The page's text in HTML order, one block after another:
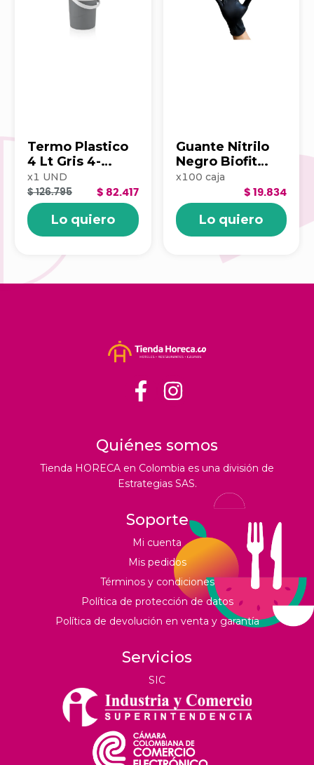
Termo Plastico
4 Lt Gris 4-
1047797
x1 UND
$ 82.417
$ 126.795
Lo quiero
Guante Nitrilo
Negro Biofit
Talla M X100
Unds 3011151
x100 caja
$ 19.834
Lo quiero
Quiénes somos
Tienda HORECA en Colombia es una división de
Estrategias SAS.
Soporte
Mi cuenta
Mis pedidos
Términos y condiciones
Política de protección de datos
Política de devolución en venta y garantía
Servicios
SIC